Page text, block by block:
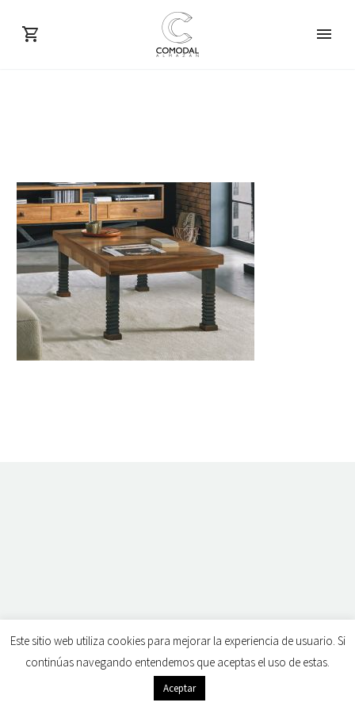
Este sitio web utiliza cookies para mejorar la experiencia de usuario. Si
continúas navegando entendemos que aceptas el uso de estas.
Aceptar